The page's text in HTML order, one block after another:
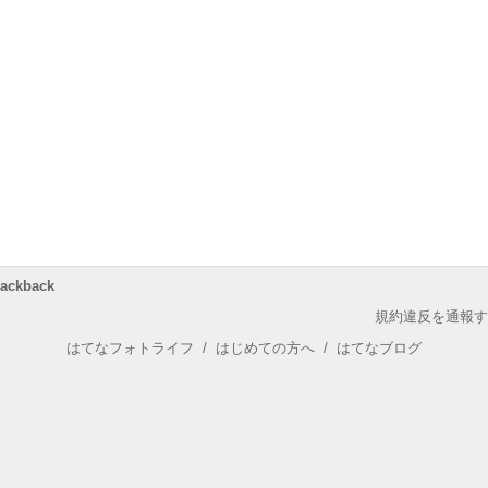
規約違反を通報
はてなフォトライフ / はじめての方へ / はてなブログ